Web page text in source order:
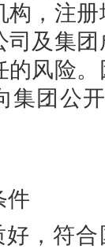
构，注
司及集
的风险
集团公
件
好，符